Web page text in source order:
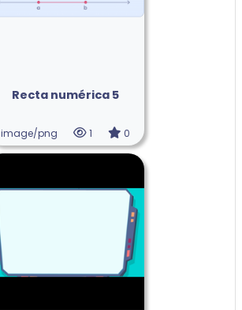
Recta numérica 5
image/png 1 0